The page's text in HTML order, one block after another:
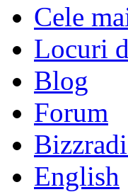
Cele
Locuri
Blog
Forum
English